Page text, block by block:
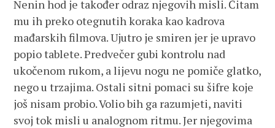
Nenin hod je također odraz njegovih misli. Čitam
mu ih preko otegnutih koraka kao kadrova
mađarskih filmova. Ujutro je smiren jer je upravo
popio tablete. Predvečer gubi kontrolu nad
ukočenom rukom, a lijevu nogu ne pomiče glatko,
nego u trzajima. Ostali sitni pomaci su šifre koje
još nisam probio. Volio bih ga razumjeti, naviti
svoj tok misli u analognom ritmu. Jer njegovima